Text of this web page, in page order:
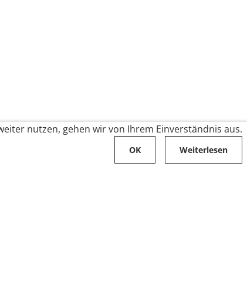
nutzen, gehen wir von Ihrem Einverständnis aus.
OK Weiterlesen